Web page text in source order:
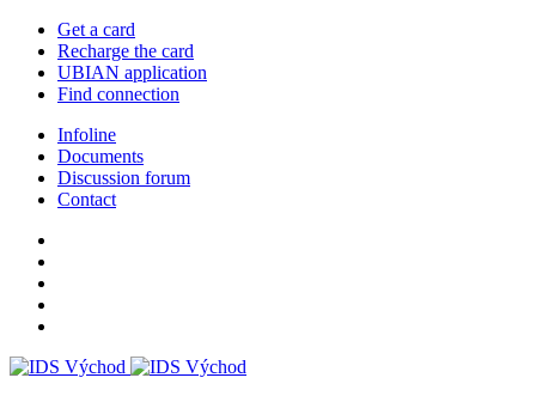
Get a card
Recharge the card
UBIAN application
Find connection
Infoline
Documents
Discussion forum
Contact